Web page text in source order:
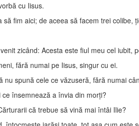
cu Iisus.
fim aici; de aceea să facem trei colibe,
zicând: Acesta este fiul meu cel iubit,
fără numai pe Iisus, singur cu ei.
spună cele ce văzuseră, fără numai
însemnează a învia din morţi?
că trebue să vină mai întâi Ilie?